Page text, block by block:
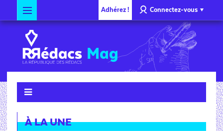
Connectez-vous
Adhérez !
Mag
À LA UNE